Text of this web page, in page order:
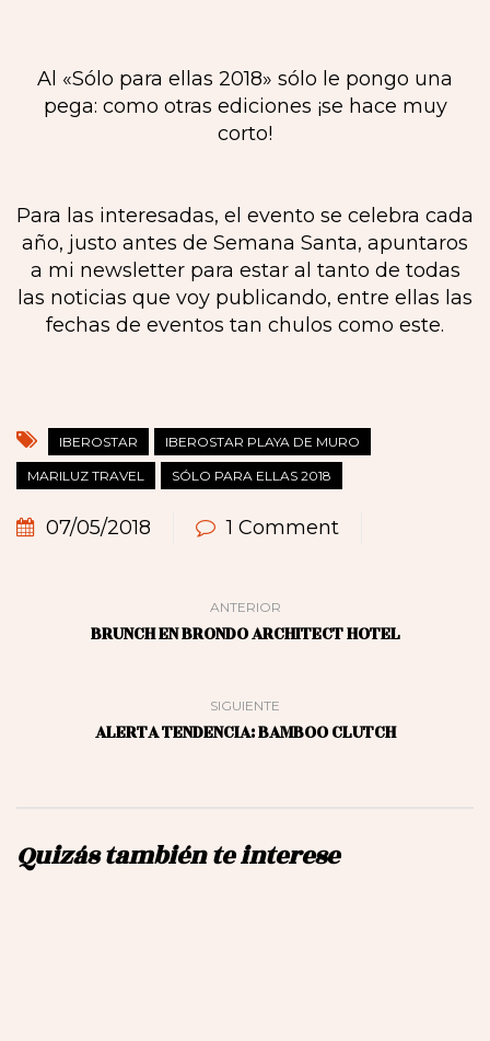
Al «Sólo para ellas 2018» sólo le pongo una
pega: como otras ediciones ¡se hace muy
corto!
Para las interesadas, el evento se celebra cada
año, justo antes de Semana Santa, apuntaros
a mi newsletter para estar al tanto de todas
las noticias que voy publicando, entre ellas las
fechas de eventos tan chulos como este.
IBEROSTAR IBEROSTAR PLAYA DE MURO
MARILUZ TRAVEL SÓLO PARA ELLAS 2018
07/05/2018 1 Comment
ANTERIOR
BRUNCH EN BRONDO ARCHITECT HOTEL
SIGUIENTE
ALERTA TENDENCIA: BAMBOO CLUTCH
Quizás también te interese